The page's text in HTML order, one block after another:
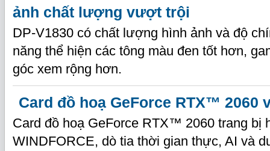
ảnh chất lượng vượt trội
DP-V1830 có chất lượng hình ảnh và độ
năng thể hiện các tông màu đen tốt hơn,
góc xem rộng hơn.
Card đồ hoạ GeForce RTX™ 2060
Card đồ hoạ GeForce RTX™ 2060 trang bị
WINDFORCE, dò tia thời gian thực, AI và